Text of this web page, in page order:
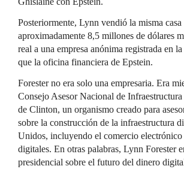
Posteriormente, Lynn vendió la misma
aproximadamente 8,5 millones de dólares
real a una empresa anónima registrada en
que la oficina financiera de Epstein.
Forester no era solo una empresaria. Era
Consejo Asesor Nacional de
de Clinton, un organismo creado para
sobre la construcción de la infraestructura
Unidos, incluyendo el comercio electrónico
digitales. En otras palabras, Lynn Forester
presidencial sobre el futuro del dinero